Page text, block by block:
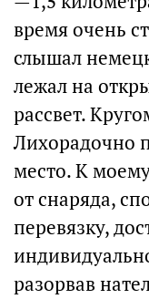
время очень
слышал
лежал на
рассвет.
Лихорадочно
место. К
от снаряда,
перевязку,
разорвав